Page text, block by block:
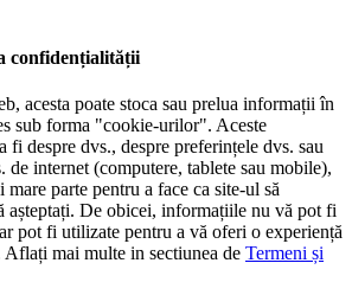
confidențialității
acesta poate stoca sau prelua informații în
sub forma "cookie-urilor". Aceste
fi despre dvs., despre preferințele dvs. sau
de internet (computere, tablete sau mobile),
parte pentru a face ca site-ul să
așteptați. De obicei, informațiile nu vă pot fi
pot fi utilizate pentru a vă oferi o experiență
Aflați mai multe in sectiunea de Termeni și